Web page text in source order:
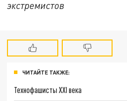
экстремистов
ЧИТАЙТЕ ТАКЖЕ:
Технофашисты XXI века